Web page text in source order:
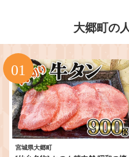
大郷町の
宮城県大郷町